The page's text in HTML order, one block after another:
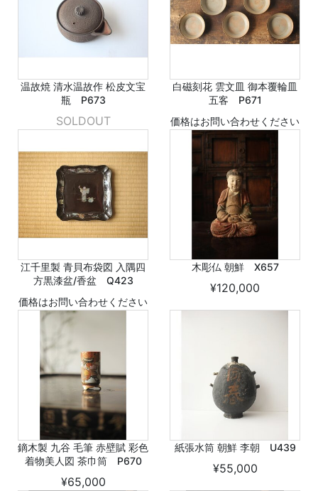
温故焼 清水温故作 松皮文宝
瓶 P673
SOLDOUT
白磁刻花 雲文皿 御本覆輪皿
五客 P671
価格はお問い合わせください
江千里製 青貝布袋図 入隅四
方黒漆盆/香盆 Q423
価格はお問い合わせください
木彫仏 朝鮮 X657
¥120,000
鏑木製 九谷 毛筆 赤壁賦 彩色
着物美人図 茶巾筒 P670
¥65,000
紙張水筒 朝鮮 李朝 U439
¥55,000